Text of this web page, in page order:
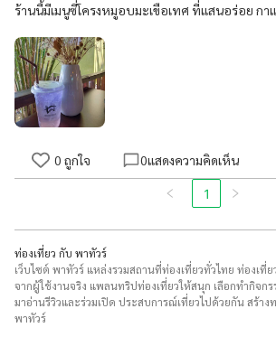
ร้านนี้มีเมนูซี่โครงหมูอบมะเขือเทศ ที่แสนอร่อย กา
0 ถูกใจ 0แสดงความคิดเห็น
1
ท่องเที่ยว กับ พาทัวร์
เว็บไซต์ พาทัวร์ แหล่งรวมสถานที่ท่องเที่ยวทั่วไทย ท่องเที่
จากผู้ใช้งานจริง แพลนทริปท่องเที่ยวให้สนุก เลือกทำกิจก
มาอ่านรีวิวและร่วมเปิด ประสบการณ์เที่ยวไปด้วยกัน สร้า
พาทัวร์